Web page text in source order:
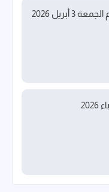
2026